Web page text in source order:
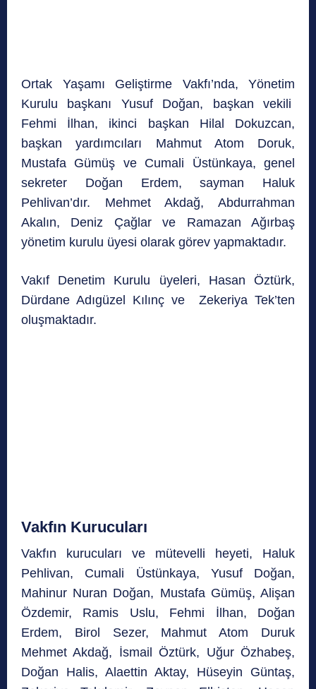
Ortak Yaşamı Geliştirme Vakfı’nda, Yönetim
Kurulu başkanı Yusuf Doğan, başkan vekili
Fehmi İlhan, ikinci başkan Hilal Dokuzcan,
başkan yardımcıları Mahmut Atom Doruk,
Mustafa Gümüş ve Cumali Üstünkaya, genel
sekreter Doğan Erdem, sayman Haluk
Pehlivan’dır. Mehmet Akdağ, Abdurrahman
Akalın, Deniz Çağlar ve Ramazan Ağırbaş
yönetim kurulu üyesi olarak görev yapmaktadır.
Vakıf Denetim Kurulu üyeleri, Hasan Öztürk,
Dürdane Adıgüzel Kılınç ve Zekeriya Tek’ten
oluşmaktadır.
Vakfın Kurucuları
Vakfın kurucuları ve mütevelli heyeti, Haluk
Pehlivan, Cumali Üstünkaya, Yusuf Doğan,
Mahinur Nuran Doğan, Mustafa Gümüş, Alişan
Özdemir, Ramis Uslu, Fehmi İlhan, Doğan
Erdem, Birol Sezer, Mahmut Atom Duruk
Mehmet Akdağ, İsmail Öztürk, Uğur Özhabeş,
Doğan Halis, Alaettin Aktay, Hüseyin Güntaş,